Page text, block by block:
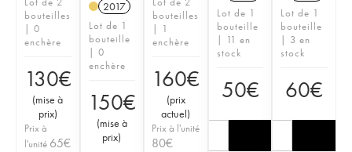
bouteilles
| 0
enchère
130€
(mise à
prix)
Prix à
l'unité 65€
2017
Lot de 1
bouteille
| 0
enchère
150€
(mise à
prix)
bouteilles
| 1
enchère
160€
(prix
actuel)
Prix à l'unité
80€
Lot de 1
bouteille
| 11 en
stock
50€
Lot de 1
bouteille
| 3 en
stock
60€